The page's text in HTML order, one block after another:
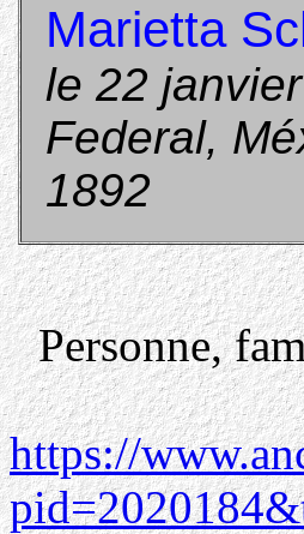
Marietta
le 22
Federal,
1892
Personne,
https://